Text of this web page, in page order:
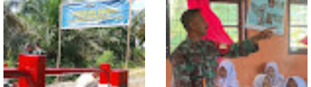
Warung Kopi Jadi Ruang
Komsos, Babinsa Ajak Warga
Jaga Keamanan Lingkungan
Program TNI AD Manunggal Air
Masuki Tahap Pendirian Tower
Polytank di Simpang Kiri